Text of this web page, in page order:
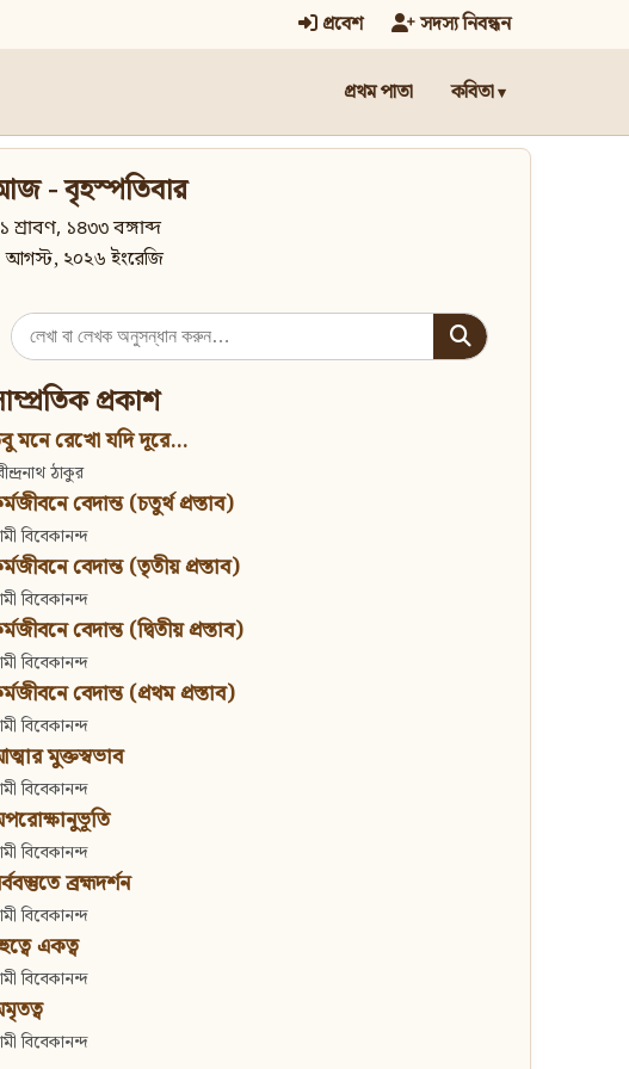
প্রবেশ সদস্য নিবন্ধন
প্রথম পাতা কবিতা
- বৃহস্পতিবার
শ্রাবণ, ১৪৩৩ বঙ্গাব্দ
২০২৬ ইংরেজি
Search
for:
প্রকাশ
মনে রেখো যদি দূরে...
ঠাকুর
বেদান্ত (চতুর্থ প্রস্তাব)
বিবেকানন্দ
বেদান্ত (তৃতীয় প্রস্তাব)
বিবেকানন্দ
বেদান্ত (দ্বিতীয় প্রস্তাব)
বিবেকানন্দ
বেদান্ত (প্রথম প্রস্তাব)
বিবেকানন্দ
মুক্তস্বভাব
বিবেকানন্দ
বিবেকানন্দ
ব্রহ্মদর্শন
বিবেকানন্দ
একত্ব
বিবেকানন্দ
বিবেকানন্দ